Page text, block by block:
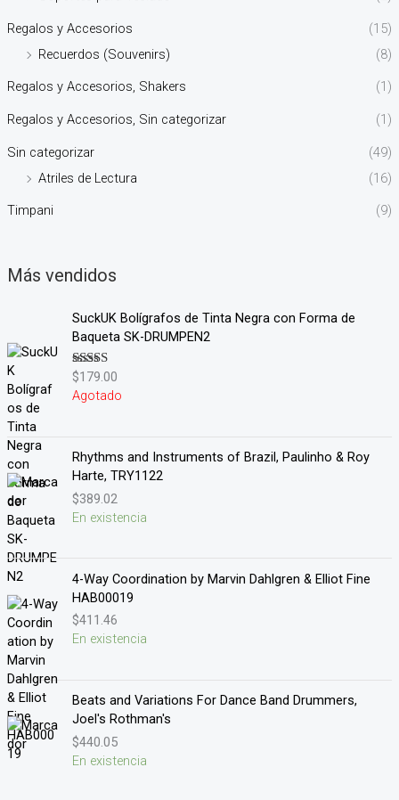
Regalos y Accesorios
(15)
Recuerdos (Souvenirs)
(8)
Regalos y Accesorios, Shakers (1)
Regalos y Accesorios, Sin categorizar (1)
Sin categorizar
(49)
Atriles de Lectura
(16)
Timpani (9)
Más vendidos
SuckUK Bolígrafos de Tinta Negra con Forma de
Baqueta SK-DRUMPEN2
Valorado en
5.00 de 5
$179.00
Agotado
Rhythms and Instruments of Brazil, Paulinho & Roy
Harte, TRY1122
$389.02
En existencia
4-Way Coordination by Marvin Dahlgren & Elliot Fine
HAB00019
$411.46
En existencia
Beats and Variations For Dance Band Drummers,
Joel's Rothman's
$440.05
En existencia